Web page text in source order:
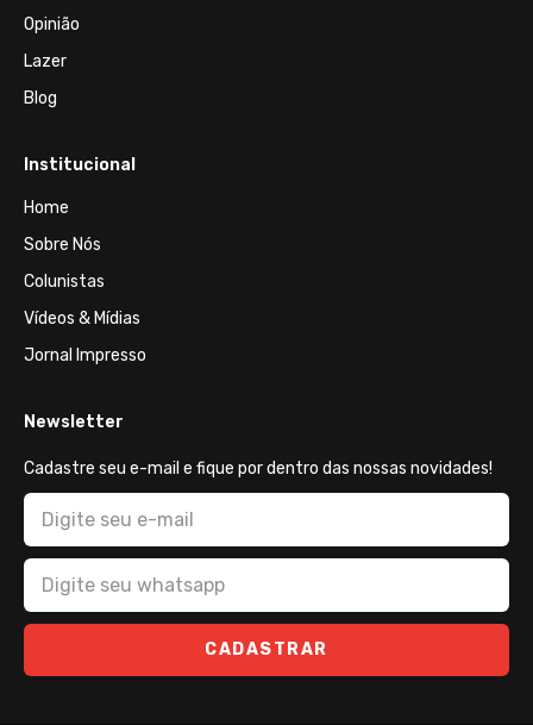
Opinião
Lazer
Blog
Institucional
Home
Sobre Nós
Colunistas
Vídeos & Mídias
Jornal Impresso
Newsletter
Cadastre seu e-mail e fique por dentro das nossas novidades!
CADASTRAR